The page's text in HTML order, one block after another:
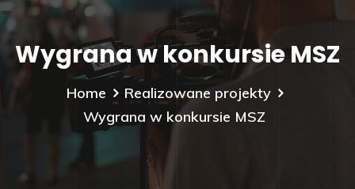
Wygrana w konkursie MSZ
Home
Realizowane projekty
Wygrana w konkursie MSZ